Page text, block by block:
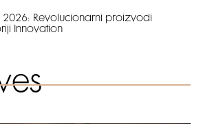
2026: Revolucionarni proizvodi
Innovation